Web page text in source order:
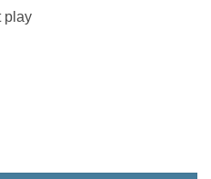
play